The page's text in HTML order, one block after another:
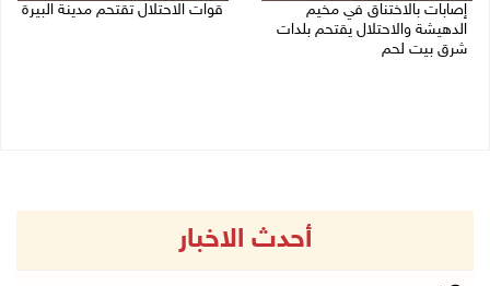
إصابات بالاختناق في مخيم
الدهيشة والاحتلال يقتحم بلدات
شرق بيت لحم
قوات الاحتلال تقتحم مدينة البيرة
أحدث الاخبار